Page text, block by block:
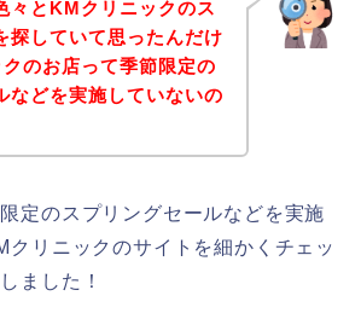
々とKMクリニックのス
探していて思ったんだけ
のお店って季節限定の
などを実施していないの
定のスプリングセールなどを実施
クリニックのサイトを細かくチェッ
ました！